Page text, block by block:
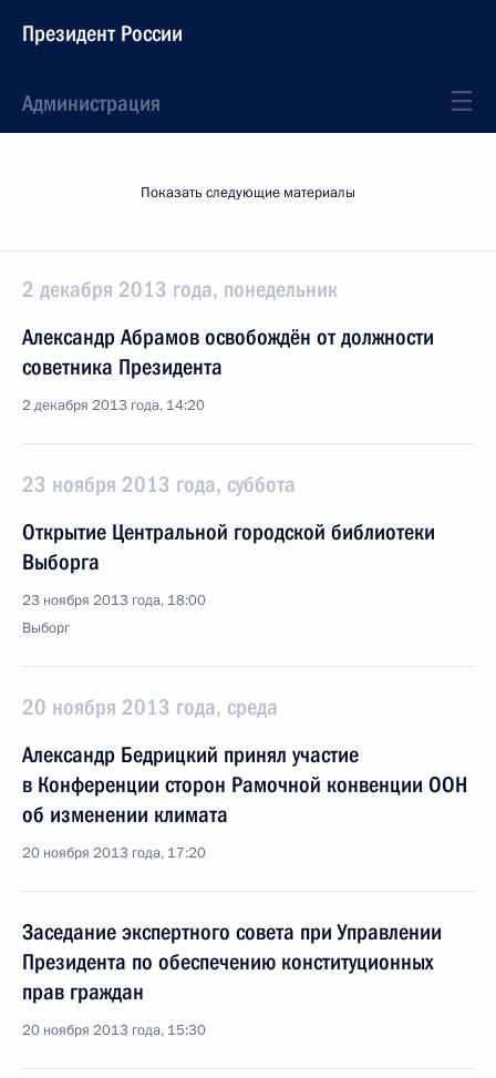
Президент России
Администрация
Показать следующие материалы
2 декабря 2013 года, понедельник
Александр Абрамов освобождён от должности
советника Президента
2 декабря 2013 года, 14:20
23 ноября 2013 года, суббота
Открытие Центральной городской библиотеки
Выборга
23 ноября 2013 года, 18:00
Выборг
20 ноября 2013 года, среда
Александр Бедрицкий принял участие
в Конференции сторон Рамочной конвенции ООН
об изменении климата
20 ноября 2013 года, 17:20
Заседание экспертного совета при Управлении
Президента по обеспечению конституционных
прав граждан
20 ноября 2013 года, 15:30